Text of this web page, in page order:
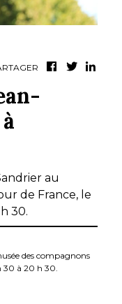
au
de France, le
30.
des compagnons
30 à 20 h 30.